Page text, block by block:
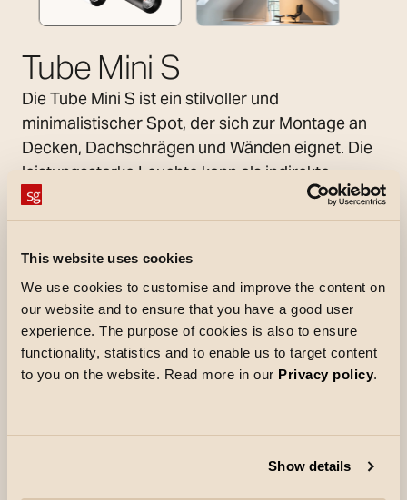
This website uses cookies
We use cookies to customise and improve the content on
our website and to ensure that you have a good user
experience. The purpose of cookies is also to ensure
functionality, statistics and to enable us to target content
to you on the website. Read more in our Privacy policy.
Show details
Tube Mini S
Die Tube Mini S ist ein stilvoller und
minimalistischer Spot, der sich zur Montage an
Decken, Dachschrägen und Wänden eignet. Die
leistungsstarke Leuchte kann als indirekte
Lichtquelle zur allgemeinen Beleuchtung
eingesetzt werden oder zur direkten
hervorzuheben. Der Spot lässt sich drehen und
neigen, damit das Licht genau dahin strahlt, wo
es benötigt wird. Er ist einfach an allen gängigen
Deckenanschlüssen und -dosen zu montieren
und für eine Durchgangsverdrahtung geeignet.
ausgestattet. Andere Blendringe in Weiß oder